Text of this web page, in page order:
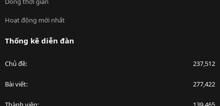
Hoạt động mới nhất
Thống kê diễn đàn
Chủ đề 237,512
Bài viết 277,422